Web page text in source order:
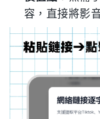
容，直接將影